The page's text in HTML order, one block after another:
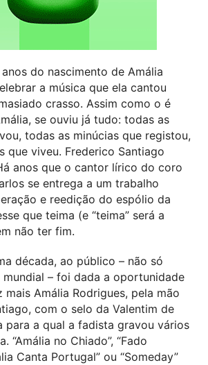
do nascimento de Amália
a música que ela cantou
crasso. Assim como o é
se ouviu já tudo: todas as
todas as minúcias que registou,
que viveu. Frederico Santiago
anos que o cantor lírico do coro
se entrega a um trabalho
e reedição do espólio da
que teima (e “teima” será a
não ter fim.
década, ao público – não só
– foi dada a oportunidade
mais Amália Rodrigues, pela mão
com o selo da Valentim de
para a qual a fadista gravou vários
“Amália no Chiado”, “Fado
Canta Portugal” ou “Someday”